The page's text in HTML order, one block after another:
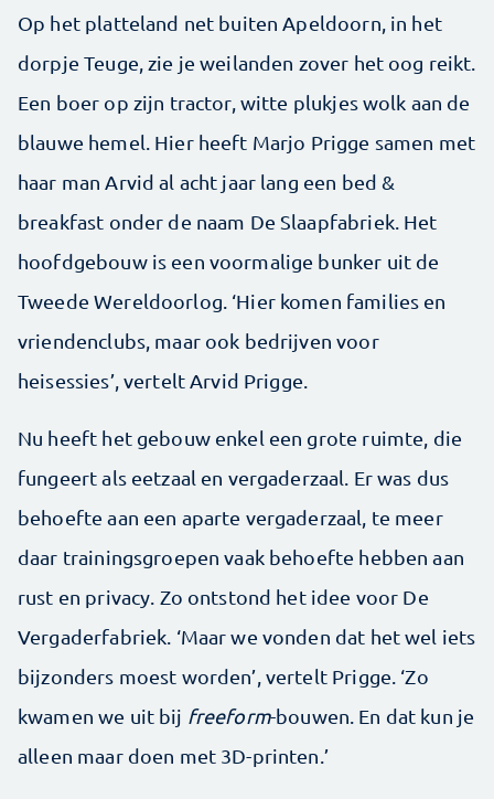
Op het platteland net buiten Apeldoorn, in het
dorpje Teuge, zie je weilanden zover het oog reikt.
Een boer op zijn tractor, witte plukjes wolk aan de
blauwe hemel. Hier heeft Marjo Prigge samen met
haar man Arvid al acht jaar lang een bed &
breakfast onder de naam De Slaapfabriek. Het
hoofdgebouw is een voormalige bunker uit de
Tweede Wereldoorlog. ‘Hier komen families en
vriendenclubs, maar ook bedrijven voor
heisessies’, vertelt Arvid Prigge.
Nu heeft het gebouw enkel een grote ruimte, die
fungeert als eetzaal en vergaderzaal. Er was dus
behoefte aan een aparte vergaderzaal, te meer
daar trainingsgroepen vaak behoefte hebben aan
rust en privacy. Zo ontstond het idee voor De
Vergaderfabriek. ‘Maar we vonden dat het wel iets
bijzonders moest worden’, vertelt Prigge. ‘Zo
kwamen we uit bij freeform-bouwen. En dat kun je
alleen maar doen met 3D-printen.’